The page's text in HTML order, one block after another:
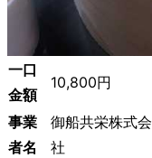
一口
金額
10,800円
事業
者名
御船共栄株式会
社